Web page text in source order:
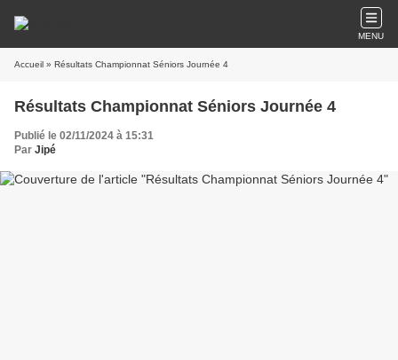
MENU
Accueil » Résultats Championnat Séniors Journée 4
Résultats Championnat Séniors Journée 4
Publié le 02/11/2024 à 15:31
Par Jipé